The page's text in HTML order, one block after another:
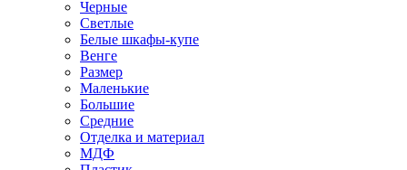
Черные
Светлые
Белые шкафы-купе
Венге
Размер
Маленькие
Большие
Средние
Отделка и материал
МДФ